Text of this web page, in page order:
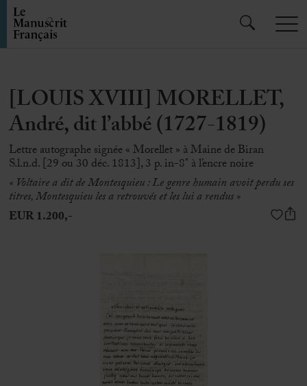
[LOUIS XVIII] MORELLET,
André, dit l’abbé (1727-1819)
Lettre autographe signée « Morellet » à Maine de Biran
S.l.n.d. [29 ou 30 déc. 1813], 3 p. in-8° à l’encre noire
« Voltaire a dit de Montesquieu : Le genre humain avoit perdu ses
titres, Montesquieu les a retrouvés et les lui a rendus »
EUR 1.200,-